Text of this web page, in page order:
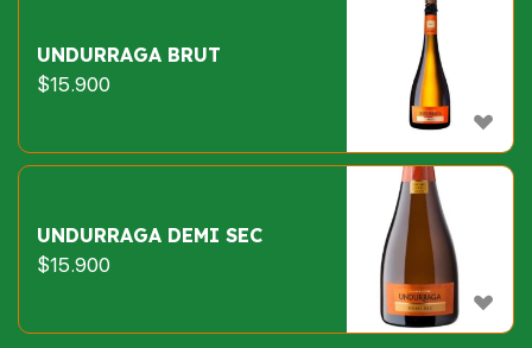
UNDURRAGA BRUT
$15.900
UNDURRAGA DEMI SEC
$15.900